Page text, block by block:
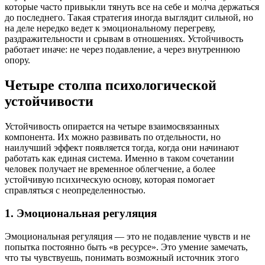
которые часто привыкли тянуть все на себе и молча держаться
до последнего. Такая стратегия иногда выглядит сильной, но
на деле нередко ведет к эмоциональному перегреву,
раздражительности и срывам в отношениях. Устойчивость
работает иначе: не через подавление, а через внутреннюю
опору.
Четыре столпа психологической
устойчивости
Устойчивость опирается на четыре взаимосвязанных
компонента. Их можно развивать по отдельности, но
наилучший эффект появляется тогда, когда они начинают
работать как единая система. Именно в таком сочетании
человек получает не временное облегчение, а более
устойчивую психическую основу, которая помогает
справляться с неопределенностью.
1. Эмоциональная регуляция
Эмоциональная регуляция — это не подавление чувств и не
попытка постоянно быть «в ресурсе». Это умение замечать,
что ты чувствуешь, понимать возможный источник этого